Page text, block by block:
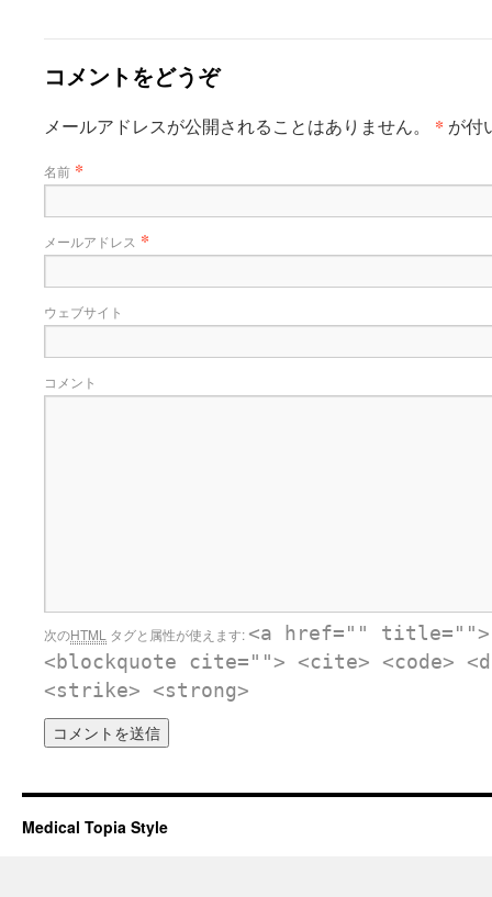
コメントをどうぞ
メールアドレスが公開されることはありません。 * が付
名前 *
メールアドレス *
ウェブサイト
コメント
次のHTML タグと属性が使えます:<a href="" title="">
<blockquote cite=""> <cite> <code>
<strike> <strong>
Medical Topia Style